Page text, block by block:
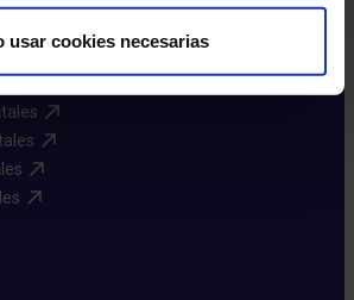
usar cookies necesarias